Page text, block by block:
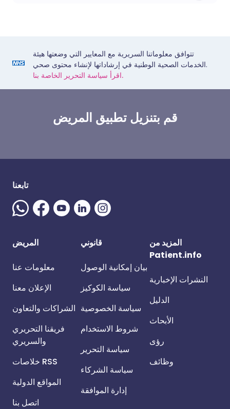
تتوافق معلوماتنا السريرية مع المعايير التي وضعتها هيئة
الخدمات الصحية الوطنية في إرشاداتها لإنشاء محتوى صحي.
اقرأ سياسة التحرير الخاصة بنا.
قم بتنزيل تطبيق المريض
تابعنا
المريض
معلومات عنا
الإعلان معنا
الشراكات والتعاون
فريقنا التحريري
والسريري
خلاصات RSS
المواقع الدولية
اتصل بنا
قانوني
بيان إمكانية الوصول
سياسة الكوكيز
سياسة الخصوصية
شروط الاستخدام
سياسة التحرير
سياسة الشركاء
إدارة الموافقة
المزيد من
Patient.info
النشرات الإخبارية
الدليل
الأبحاث
رؤى
وظائف